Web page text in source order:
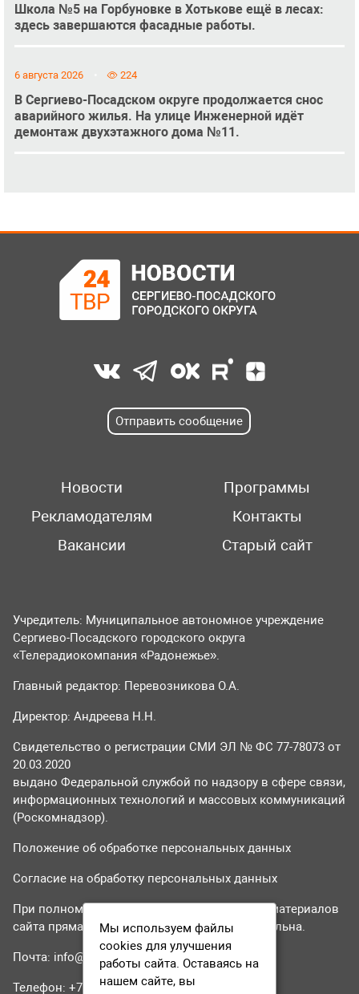
Школа №5 на Горбуновке в Хотькове ещё в лесах:
здесь завершаются фасадные работы.
6 августа 2026 224
В Сергиево-Посадском округе продолжается снос
аварийного жилья. На улице Инженерной идёт
демонтаж двухэтажного дома №11.
Отправить сообщение
Новости
Программы
Рекламодателям
Контакты
Вакансии
Старый сайт
Учредитель: Муниципальное автономное учреждение
Сергиево-Посадского городского округа
«Телерадиокомпания «Радонежье».
Главный редактор: Перевозникова О.А.
Директор: Андреева Н.Н.
Свидетельство о регистрации СМИ ЭЛ № ФС 77-78073 от
20.03.2020
выдано Федеральной службой по надзору в сфере связи,
информационных технологий и массовых коммуникаций
(Роскомнадзор).
Положение об обработке персональных данных
Согласие на обработку персональных данных
При полном или частичном использовании материалов
сайта прямая гиперссылка на tvr24.tv обязательна.
Почта: info@tvr24.tv
Телефон: +7 (496) 551-04-95
Мы используем файлы
cookies для улучшения
работы сайта. Оставаясь на
нашем сайте, вы